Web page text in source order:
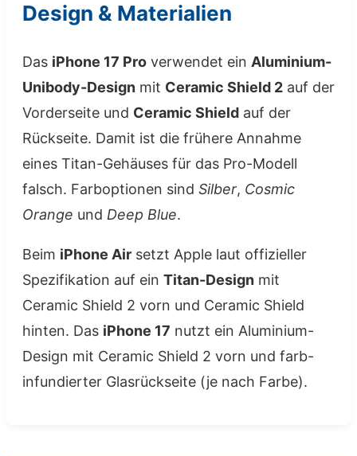
Design & Materialien
Das iPhone 17 Pro verwendet ein Aluminium-
Unibody-Design mit Ceramic Shield 2 auf der
Vorderseite und Ceramic Shield auf der
Rückseite. Damit ist die frühere Annahme
eines Titan-Gehäuses für das Pro-Modell
falsch. Farboptionen sind Silber, Cosmic
Orange und Deep Blue.
Beim iPhone Air setzt Apple laut offizieller
Spezifikation auf ein Titan-Design mit
Ceramic Shield 2 vorn und Ceramic Shield
hinten. Das iPhone 17 nutzt ein Aluminium-
Design mit Ceramic Shield 2 vorn und farb-
infundierter Glasrückseite (je nach Farbe).